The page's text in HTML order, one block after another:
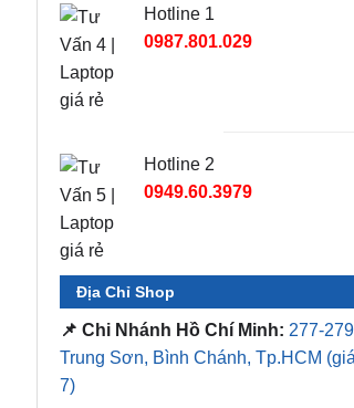
Hotline 1
0987.801.029
Hotline 2
0949.60.3979
Địa Chỉ Shop
📌 Chi Nhánh Hồ Chí Minh: 277-
Trung Sơn, Bình Chánh, Tp.HCM
7)